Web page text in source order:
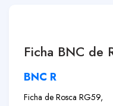
Ficha BNC de
BNC R
Ficha de Rosca RG59,